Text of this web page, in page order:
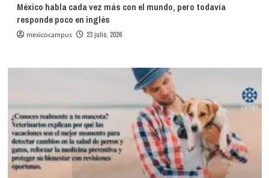
México habla cada vez más con el mundo, pero todavía
responde poco en inglés
mexicocampus 23 julio, 2026